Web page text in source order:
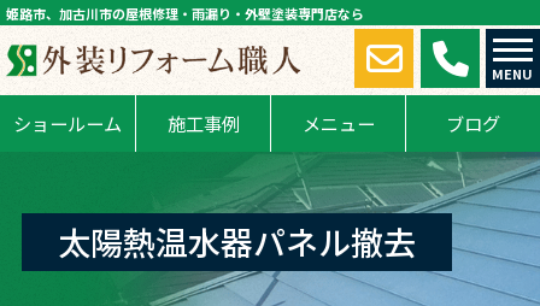
MENU
姫路市、加古川市の屋根修理・雨漏り・外壁塗装専門店なら
ショールーム 施工事例 メニュー ブログ
太陽熱温水器パネル撤去